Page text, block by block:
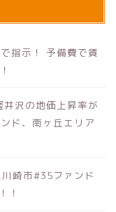
指示！ 予備費で賃
井沢の地価上昇率が
ド、南ヶ丘エリア
川崎市#35ファンド
！